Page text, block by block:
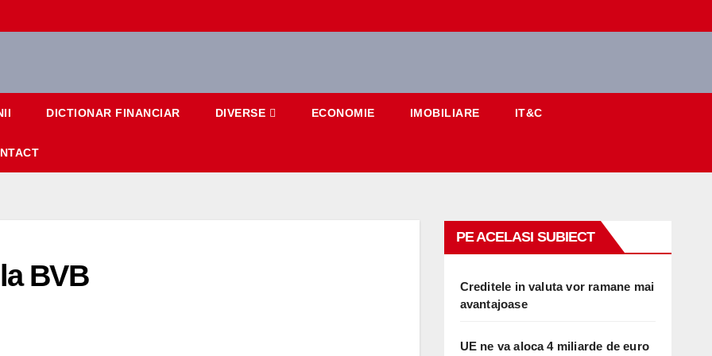
DICTIONAR FINANCIAR DIVERSE ECONOMIE IMOBILIARE IT&C
BVB
PE ACELASI SUBIECT
Creditele in valuta vor ramane mai
avantajoase
UE ne va aloca 4 miliarde de euro